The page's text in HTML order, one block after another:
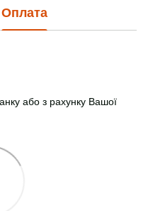
Оплата
або з рахунку Вашої